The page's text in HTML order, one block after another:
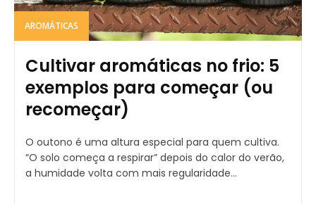
AROMÁTICAS
Cultivar aromáticas no frio: 5
exemplos para começar (ou
recomeçar)
O outono é uma altura especial para quem cultiva.
“O solo começa a respirar” depois do calor do verão,
a humidade volta com mais regularidade...